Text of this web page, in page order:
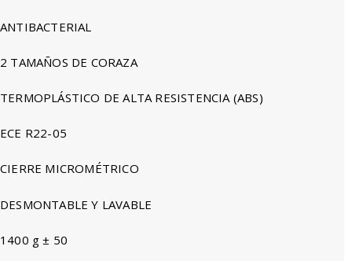
ANTIBACTERIAL
2 TAMAÑOS DE CORAZA
TERMOPLÁSTICO DE ALTA RESISTENCIA (ABS)
ECE R22-05
CIERRE MICROMÉTRICO
DESMONTABLE Y LAVABLE
1400 g ± 50